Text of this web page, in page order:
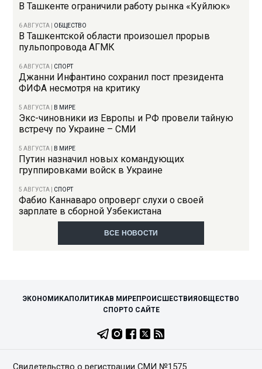
В Ташкенте ограничили работу рынка «Куйлюк»
6 АВГУСТА ОБЩЕСТВО
В Ташкентской области произошел прорыв
пульпопровода АГМК
6 АВГУСТА СПОРТ
Джанни Инфантино сохранил пост президента
ФИФА несмотря на критику
5 АВГУСТА В МИРЕ
Экс-чиновники из Европы и РФ провели тайную
встречу по Украине – СМИ
5 АВГУСТА В МИРЕ
Путин назначил новых командующих
группировками войск в Украине
5 АВГУСТА СПОРТ
Фабио Каннаваро опроверг слухи о своей
зарплате в сборной Узбекистана
ВСЕ НОВОСТИ
ЭКОНОМИКАПОЛИТИКАВ МИРЕПРОИСШЕСТВИЯ ОБЩЕСТВО
СПОРТО САЙТЕ
Свидетельство о регистрации СМИ №1575